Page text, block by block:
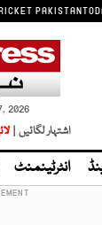
PAKISTAN
2026
اشتہار لگائیں |
انٹرٹینمنٹ